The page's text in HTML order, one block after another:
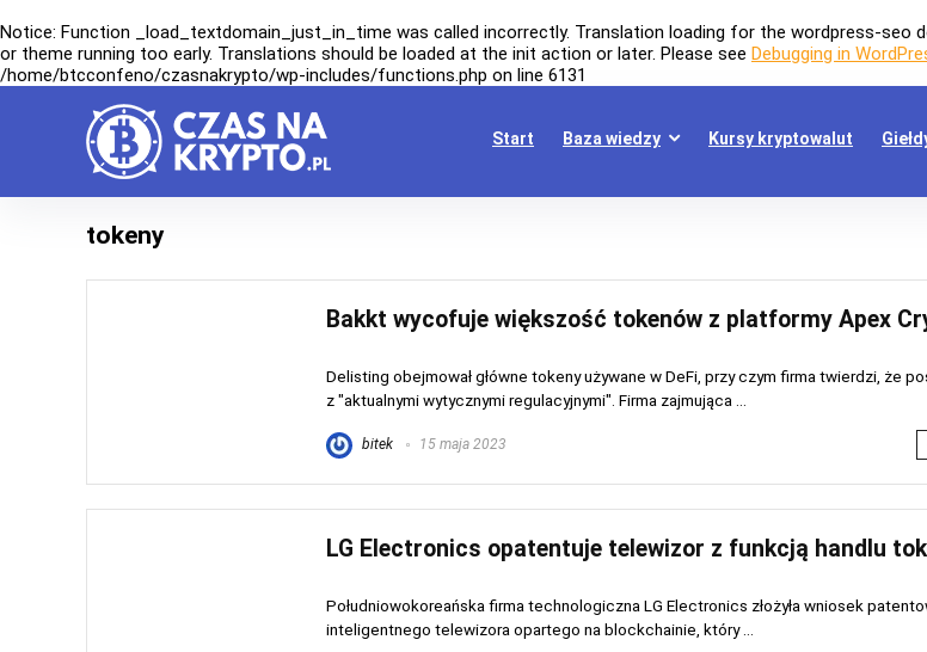
Notice: Function _load_textdomain_just_in_time was called incorrectly. Translation loading for the wordpress-seo
or theme running too early. Translations should be loaded at the init action or later. Please see Debugging in
/home/btcconfeno/czasnakrypto/wp-includes/functions.php on line 6131
Start Baza wiedzy Kursy kryptowalut
tokeny
Bakkt wycofuje większość tokenów z platformy Apex
Delisting obejmował główne tokeny używane w DeFi, przy czym firma twierdzi, że
z "aktualnymi wytycznymi regulacyjnymi". Firma zajmująca ...
bitek 15 maja 2023
LG Electronics opatentuje telewizor z funkcją handlu
Południowokoreańska firma technologiczna LG Electronics złożyła wniosek
inteligentnego telewizora opartego na blockchainie, który ...